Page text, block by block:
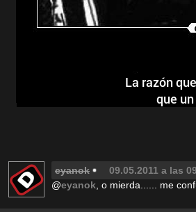
La razón
que
eyanok
09.05.2011 a las
@eyanok , o mierda...... me